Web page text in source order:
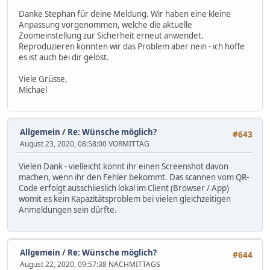
Danke Stephan für deine Meldung. Wir haben eine kleine
Anpassung vorgenommen, welche die aktuelle
Zoomeinstellung zur Sicherheit erneut anwendet.
Reproduzieren konnten wir das Problem aber nein - ich hoffe
es ist auch bei dir gelöst.
Viele Grüsse,
Michael
#643
Allgemein / Re: Wünsche möglich?
August 23, 2020, 08:58:00 VORMITTAG
Vielen Dank - vielleicht könnt ihr einen Screenshot davon
machen, wenn ihr den Fehler bekommt. Das scannen vom QR-
Code erfolgt ausschlieslich lokal im Client (Browser / App)
womit es kein Kapazitätsproblem bei vielen gleichzeitigen
Anmeldungen sein dürfte.
#644
Allgemein / Re: Wünsche möglich?
August 22, 2020, 09:57:38 NACHMITTAGS